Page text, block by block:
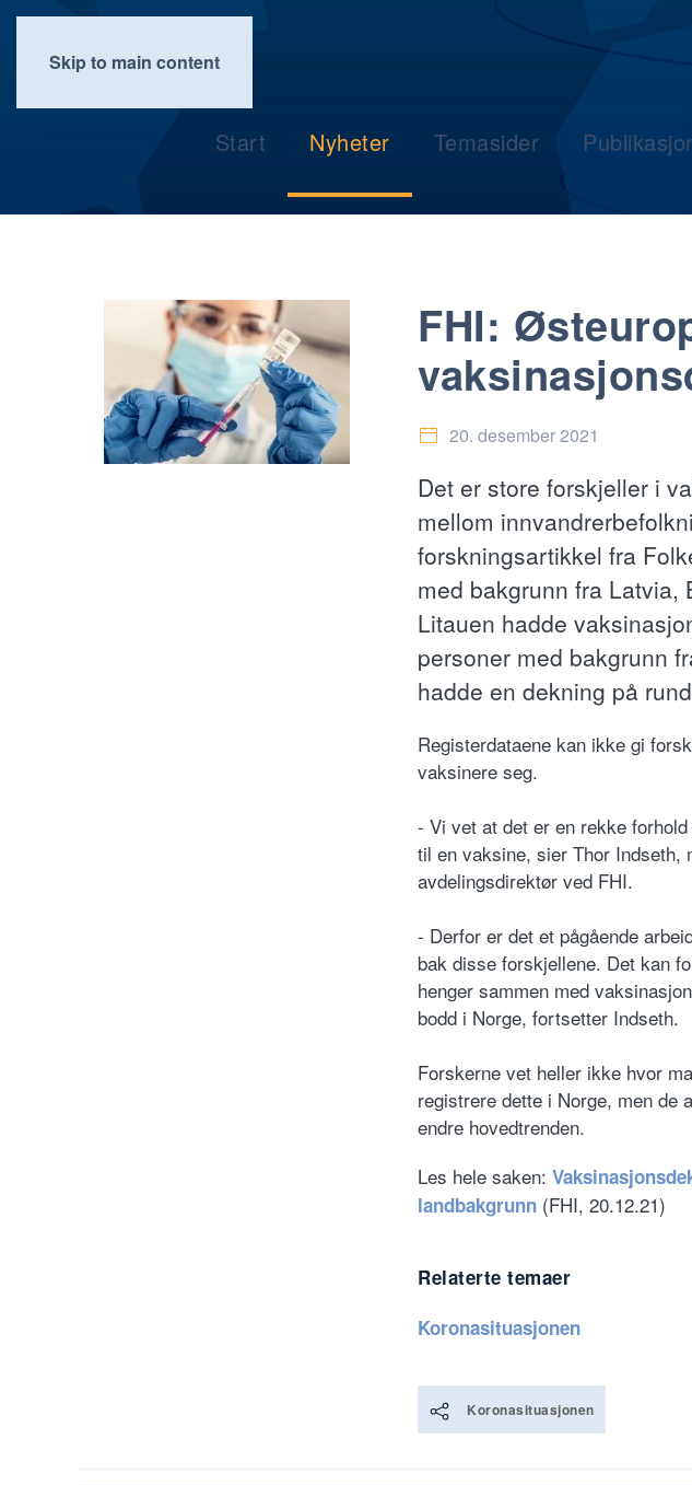
Skip to main content
Start Nyheter Temasider
FHI:
20. desember 2021
Det er store forskjeller i
mellom
forskningsartikkel fra
med bakgrunn fra Latvia,
Litauen hadde
personer med bakgrunn
hadde en dekning på
Registerdataene kan ikke gi
vaksinere seg.
- Vi vet at det er en rekke
til en vaksine, sier Thor Indseth,
avdelingsdirektør ved FHI.
- Derfor er det et pågående
bak disse forskjellene. Det kan
henger sammen med
bodd i Norge, fortsetter Indseth.
Forskerne vet heller ikke hvor
registrere dette i Norge, men de
endre hovedtrenden.
Les hele saken:
landbakgrunn (FHI, 20.12.21)
Relaterte temaer
Koronasituasjonen
Koronasituasjonen